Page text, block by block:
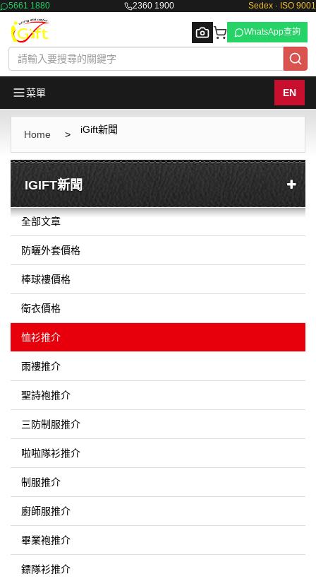
5661 1880 2360 1900 Sedex · ISO 9001
WhatsApp查詢
菜單 EN
Home > iGift新聞
IGIFT新聞
全部文章
防曬外套價格
棒球褸價格
衛衣價格
恤衫推介
雨褸推介
聖詩袍推介
三防制服推介
啦啦隊衫推介
制服推介
廚師服推介
畢業袍推介
鏢隊衫推介